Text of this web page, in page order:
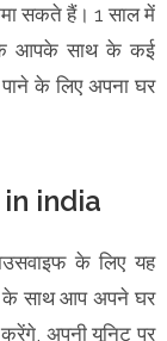
सकते हैं। 1 साल में
आपके साथ के कई
के लिए अपना घर
india
के लिए यह
के साथ आप अपने घर
अपनी यूनिट पर